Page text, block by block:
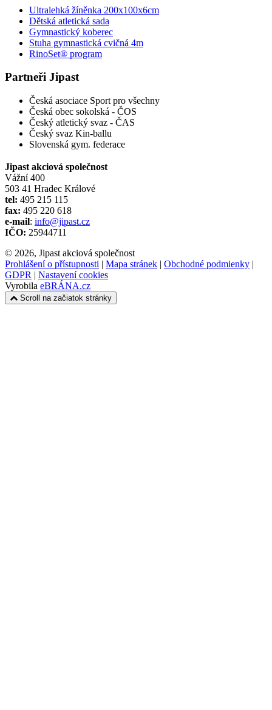
Ultralehká žíněnka 200x100x6cm
Dětská atletická sada
Gymnastický koberec
Stuha gymnastická cvičná 4m
RinoSet® program
Partneři Jipast
Česká asociace Sport pro všechny
Česká obec sokolská - ČOS
Český atletický svaz - ČAS
Český svaz Kin-ballu
Slovenská gym. federace
Jipast akciová společnost
Vážní 400
503 41 Hradec Králové
tel: 495 215 115
fax: 495 220 618
e-mail: info@jipast.cz
IČO: 25944711
© 2026, Jipast akciová společnost
Prohlášení o přístupnosti | Mapa stránek | Obchodné podmienky |
GDPR | Nastavení cookies
Vyrobila eBRÁNA.cz
Scroll na začiatok stránky